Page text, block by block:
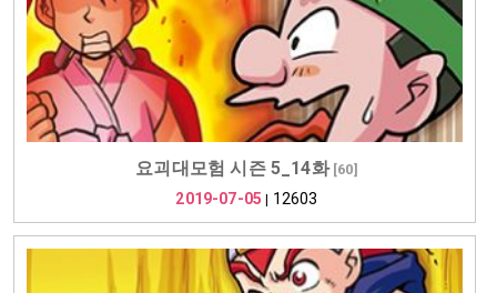
요괴대모험 시즌 5_14화[60]
2019-07-05 12603